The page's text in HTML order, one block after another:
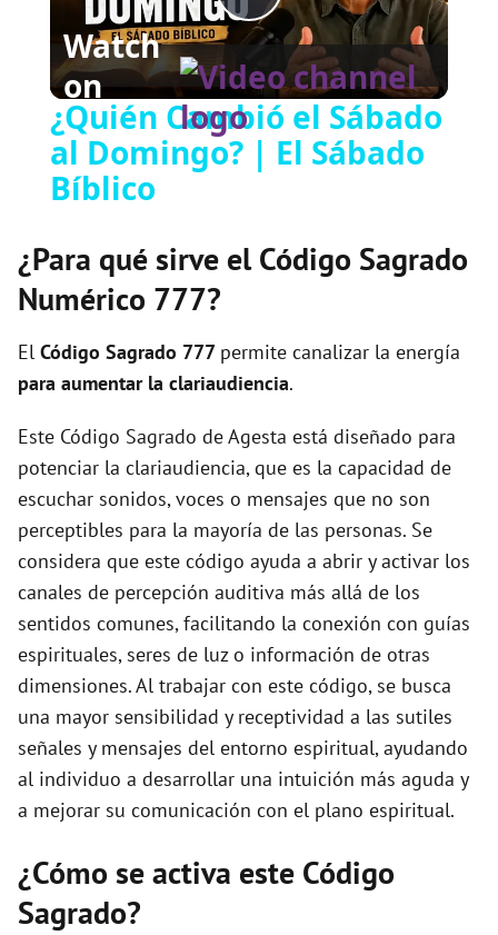
P
l
i
e
o
Watch
on
¿Quién Cambió el Sábado
al Domingo? | El Sábado
Bíblico
¿Para qué sirve el Código Sagrado
Numérico 777?
El Código Sagrado 777 permite canalizar la energía
para aumentar la clariaudiencia.
Este Código Sagrado de Agesta está diseñado para
potenciar la clariaudiencia, que es la capacidad de
escuchar sonidos, voces o mensajes que no son
perceptibles para la mayoría de las personas. Se
considera que este código ayuda a abrir y activar los
canales de percepción auditiva más allá de los
sentidos comunes, facilitando la conexión con guías
espirituales, seres de luz o información de otras
dimensiones. Al trabajar con este código, se busca
una mayor sensibilidad y receptividad a las sutiles
señales y mensajes del entorno espiritual, ayudando
al individuo a desarrollar una intuición más aguda y
a mejorar su comunicación con el plano espiritual.
¿Cómo se activa este Código
Sagrado?